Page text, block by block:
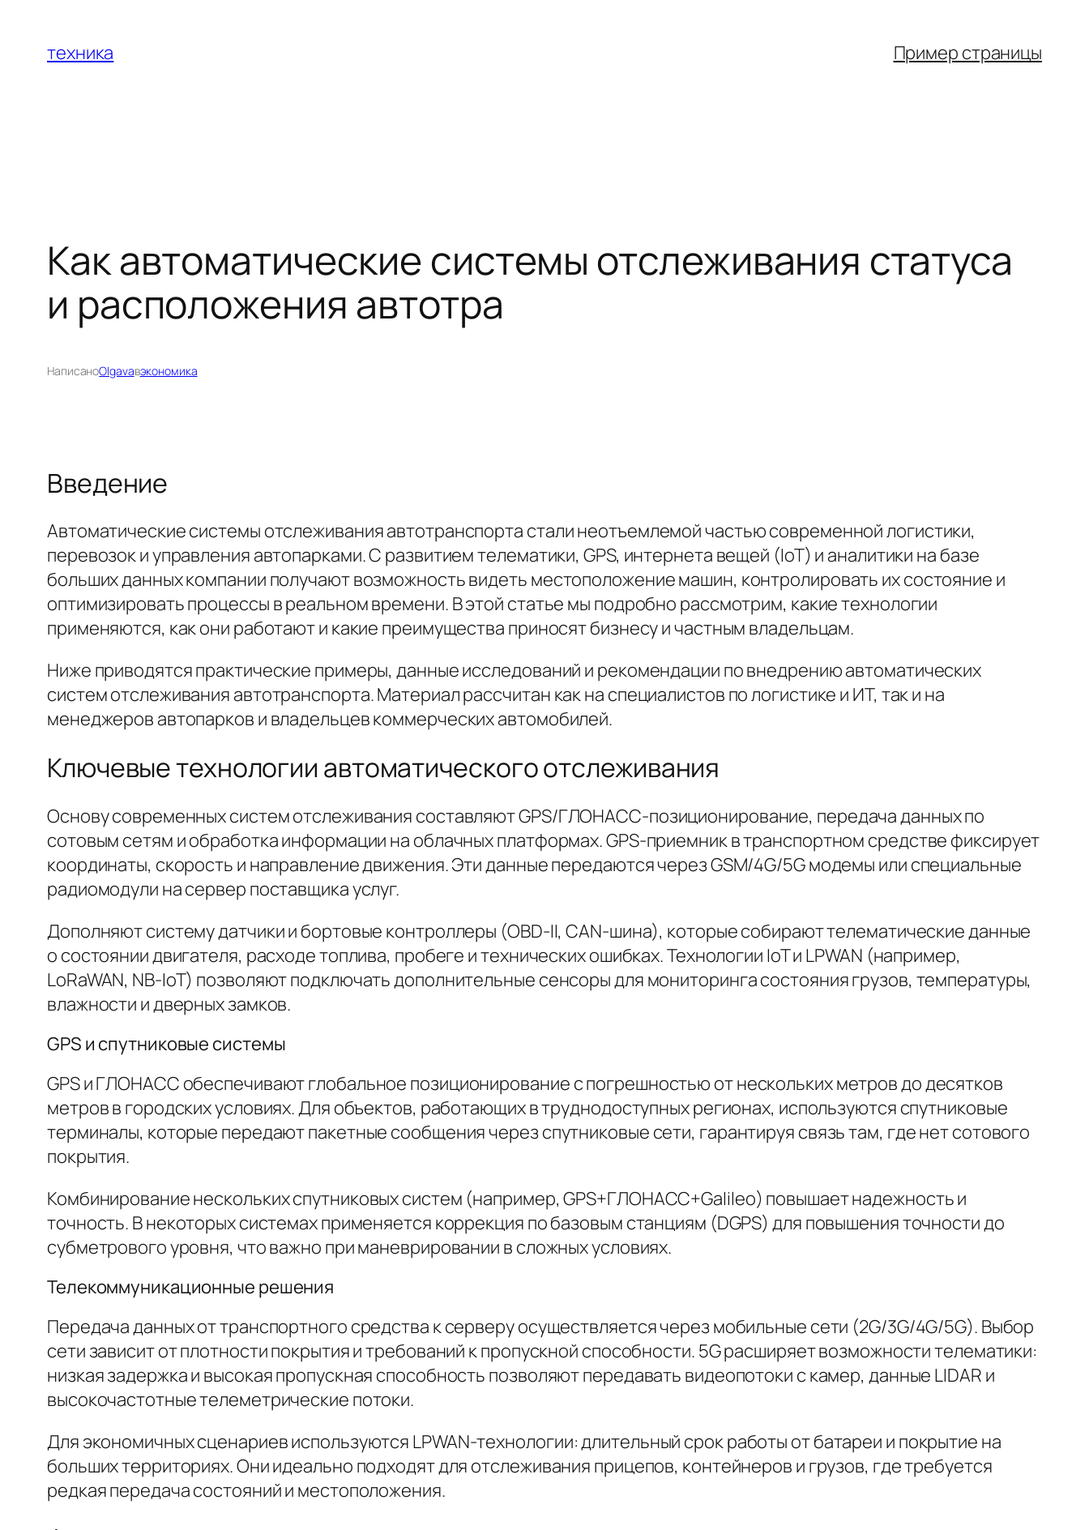
содержимому
техника Пример страницы
Как автоматические системы отслеживания статуса
и расположения автотра
НаписаноOlgavaвэкономика
Введение
Автоматические системы отслеживания автотранспорта стали неотъемлемой частью современной логистики,
перевозок и управления автопарками. С развитием телематики, GPS, интернета вещей (IoT) и аналитики на базе
больших данных компании получают возможность видеть местоположение машин, контролировать их состояние и
оптимизировать процессы в реальном времени. В этой статье мы подробно рассмотрим, какие технологии
применяются, как они работают и какие преимущества приносят бизнесу и частным владельцам.
Ниже приводятся практические примеры, данные исследований и рекомендации по внедрению автоматических
систем отслеживания автотранспорта. Материал рассчитан как на специалистов по логистике и ИТ, так и на
менеджеров автопарков и владельцев коммерческих автомобилей.
Ключевые технологии автоматического отслеживания
Основу современных систем отслеживания составляют GPS/ГЛОНАСС-позиционирование, передача данных по
сотовым сетям и обработка информации на облачных платформах. GPS-приемник в транспортном средстве фиксирует
координаты, скорость и направление движения. Эти данные передаются через GSM/4G/5G модемы или специальные
радиомодули на сервер поставщика услуг.
Дополняют систему датчики и бортовые контроллеры (OBD-II, CAN-шина), которые собирают телематические данные
о состоянии двигателя, расходе топлива, пробеге и технических ошибках. Технологии IoT и LPWAN (например,
LoRaWAN, NB-IoT) позволяют подключать дополнительные сенсоры для мониторинга состояния грузов, температуры,
влажности и дверных замков.
GPS и спутниковые системы
GPS и ГЛОНАСС обеспечивают глобальное позиционирование с погрешностью от нескольких метров до десятков
метров в городских условиях. Для объектов, работающих в труднодоступных регионах, используются спутниковые
терминалы, которые передают пакетные сообщения через спутниковые сети, гарантируя связь там, где нет сотового
покрытия.
Комбинирование нескольких спутниковых систем (например, GPS+ГЛОНАСС+Galileo) повышает надежность и
точность. В некоторых системах применяется коррекция по базовым станциям (DGPS) для повышения точности до
субметрового уровня, что важно при маневрировании в сложных условиях.
Телекоммуникационные решения
Передача данных от транспортного средства к серверу осуществляется через мобильные сети (2G/3G/4G/5G). Выбор
сети зависит от плотности покрытия и требований к пропускной способности. 5G расширяет возможности телематики:
низкая задержка и высокая пропускная способность позволяют передавать видеопотоки с камер, данные LIDAR и
высокочастотные телеметрические потоки.
Для экономичных сценариев используются LPWAN-технологии: длительный срок работы от батареи и покрытие на
больших территориях. Они идеально подходят для отслеживания прицепов, контейнеров и грузов, где требуется
редкая передача состояний и местоположения.